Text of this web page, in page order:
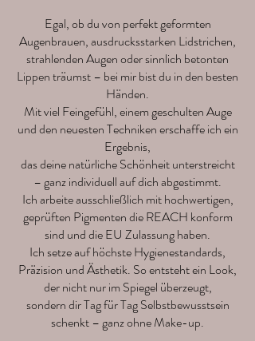
Egal, ob du von perfekt geformten
Augenbrauen, ausdrucksstarken Lidstrichen,
strahlenden Augen oder sinnlich betonten
Lippen träumst – bei mir bist du in den besten
Händen.
Mit viel Feingefühl, einem geschulten Auge
und den neuesten Techniken erschaffe ich ein
Ergebnis,
das deine natürliche Schönheit unterstreicht
– ganz individuell auf dich abgestimmt.
Ich arbeite ausschließlich mit hochwertigen,
geprüften Pigmenten die REACH konform
sind und die EU Zulassung haben.
Ich setze auf höchste Hygienestandards,
Präzision und Ästhetik. So entsteht ein Look,
der nicht nur im Spiegel überzeugt,
sondern dir Tag für Tag Selbstbewusstsein
schenkt – ganz ohne Make-up.